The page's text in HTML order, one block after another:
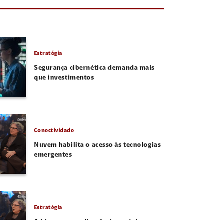
Estratégia
Segurança cibernética demanda mais
que investimentos
Conectividade
Nuvem habilita o acesso às tecnologias
emergentes
Estratégia